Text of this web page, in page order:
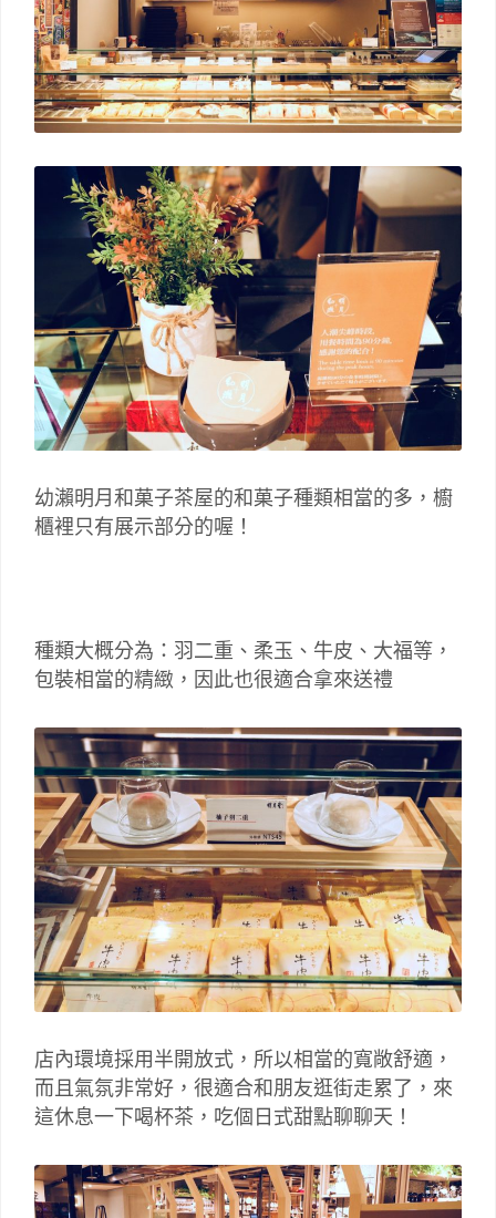
幼瀨明月和菓子茶屋的和菓子種類相當的多，櫥
櫃裡只有展示部分的喔！
種類大概分為：羽二重、柔玉、牛皮、大福等，
包裝相當的精緻，因此也很適合拿來送禮
店內環境採用半開放式，所以相當的寬敞舒適，
而且氣氛非常好，很適合和朋友逛街走累了，來
這休息一下喝杯茶，吃個日式甜點聊聊天！